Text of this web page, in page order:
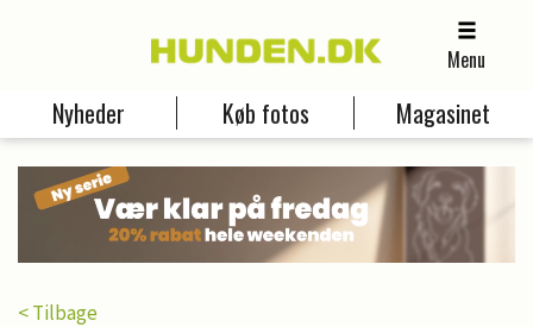
Menu
Nyheder Køb fotos Magasinet
< Tilbage